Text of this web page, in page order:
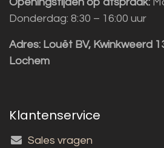
Donderdag: 8:30 – 16:00 uur
Adres: Louët BV, Kwinkweerd
Lochem
Klantenservice
Sales vragen